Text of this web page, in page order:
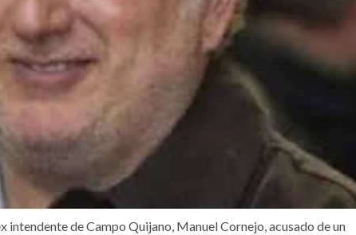
de Campo Quijano, Manuel Cornejo, acusado de un